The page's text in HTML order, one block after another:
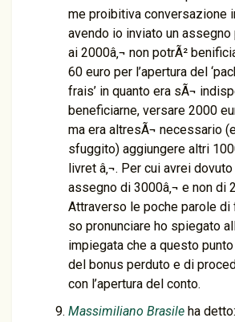
me proibitiva conversazione
avendo io inviato un
ai 2000â‚¬ non potrÃ²
60 euro per l’apertura del
frais’ in quanto era sÃ¬
beneficiarne, versare 2000
ma era altresÃ¬ necessario
sfuggito) aggiungere altri
livret â‚¬. Per cui avrei
assegno di 3000â‚¬ e non di
Attraverso le poche parole di
so pronunciare ho spiegato
impiegata che a questo
del bonus perduto e di
con l’apertura del conto.
Massimiliano Brasile ha detto: